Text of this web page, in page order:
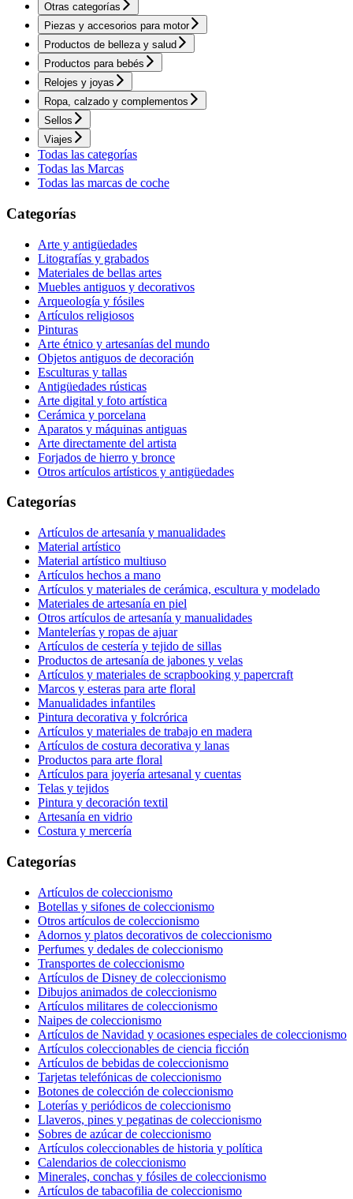
Otras categorías
Piezas y accesorios para motor
Productos de belleza y salud
Productos para bebés
Relojes y joyas
Ropa, calzado y complementos
Sellos
Viajes
Todas las categorías
Todas las Marcas
Todas las marcas de coche
Categorías
Arte y antigüedades
Litografías y grabados
Materiales de bellas artes
Muebles antiguos y decorativos
Arqueología y fósiles
Artículos religiosos
Pinturas
Arte étnico y artesanías del mundo
Objetos antiguos de decoración
Esculturas y tallas
Antigüedades rústicas
Arte digital y foto artística
Cerámica y porcelana
Aparatos y máquinas antiguas
Arte directamente del artista
Forjados de hierro y bronce
Otros artículos artísticos y antigüedades
Categorías
Artículos de artesanía y manualidades
Material artístico
Material artístico multiuso
Artículos hechos a mano
Artículos y materiales de cerámica, escultura y modelado
Materiales de artesanía en piel
Otros artículos de artesanía y manualidades
Mantelerías y ropas de ajuar
Artículos de cestería y tejido de sillas
Productos de artesanía de jabones y velas
Artículos y materiales de scrapbooking y papercraft
Marcos y esteras para arte floral
Manualidades infantiles
Pintura decorativa y folcrórica
Artículos y materiales de trabajo en madera
Artículos de costura decorativa y lanas
Productos para arte floral
Artículos para joyería artesanal y cuentas
Telas y tejidos
Pintura y decoración textil
Artesanía en vidrio
Costura y mercería
Categorías
Artículos de coleccionismo
Botellas y sifones de coleccionismo
Otros artículos de coleccionismo
Adornos y platos decorativos de coleccionismo
Perfumes y dedales de coleccionismo
Transportes de coleccionismo
Artículos de Disney de coleccionismo
Dibujos animados de coleccionismo
Artículos militares de coleccionismo
Naipes de coleccionismo
Artículos de Navidad y ocasiones especiales de coleccionismo
Artículos coleccionables de ciencia ficción
Artículos de bebidas de coleccionismo
Tarjetas telefónicas de coleccionismo
Botones de colección de coleccionismo
Loterías y periódicos de coleccionismo
Llaveros, pines y pegatinas de coleccionismo
Sobres de azúcar de coleccionismo
Artículos coleccionables de historia y política
Calendarios de coleccionismo
Minerales, conchas y fósiles de coleccionismo
Artículos de tabacofilia de coleccionismo